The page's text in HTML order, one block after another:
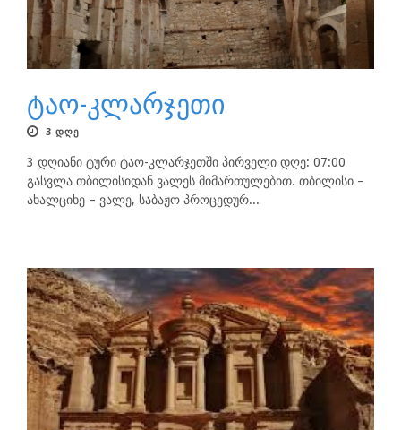
ტაო-კლარჯეთი
3 ᲓᲦᲔ
3 დღიანი ტური ტაო-კლარჯეთში პირველი დღე: 07:00
გასვლა თბილისიდან ვალეს მიმართულებით. თბილისი –
ახალციხე – ვალე, საბაჟო პროცედურ...